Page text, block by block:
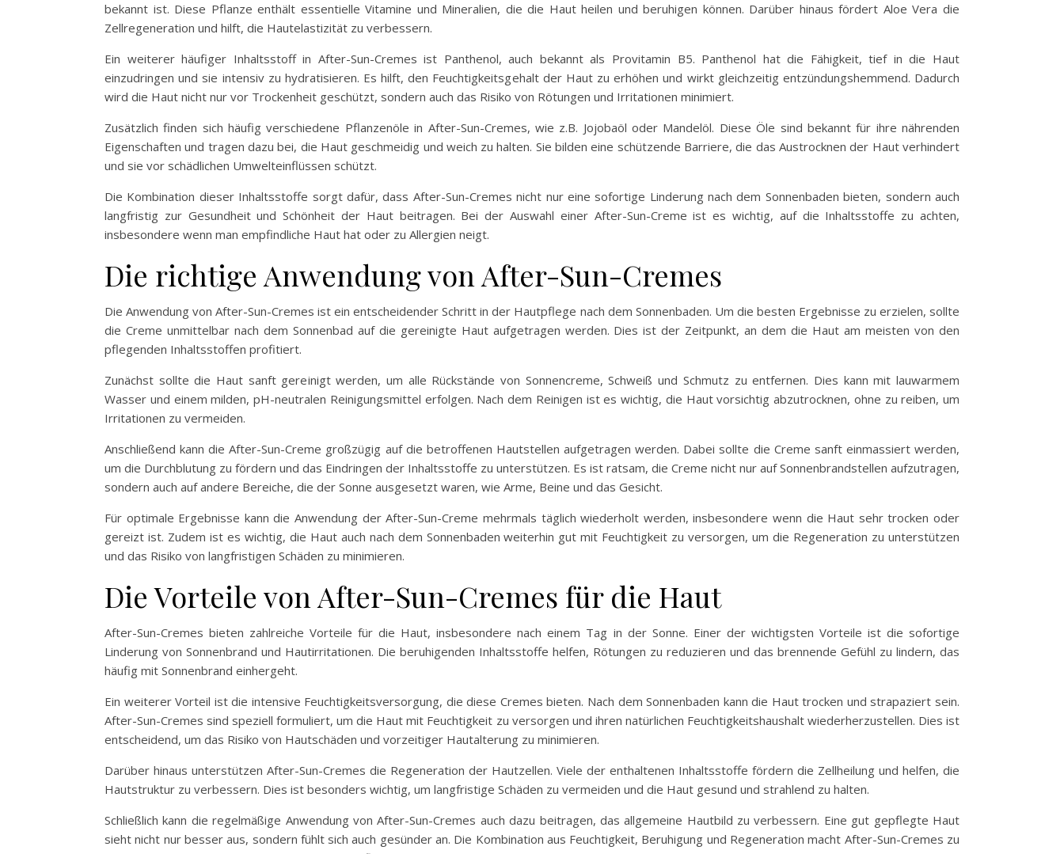
bekannt ist. Diese Pflanze enthält essentielle Vitamine und Mineralien, die die Haut heilen und beruhigen können. Darüber hinaus fördert Aloe Vera die
Zellregeneration und hilft, die Hautelastizität zu verbessern.
Ein weiterer häufiger Inhaltsstoff in After-Sun-Cremes ist Panthenol, auch bekannt als Provitamin B5. Panthenol hat die Fähigkeit, tief in die Haut
einzudringen und sie intensiv zu hydratisieren. Es hilft, den Feuchtigkeitsgehalt der Haut zu erhöhen und wirkt gleichzeitig entzündungshemmend. Dadurch
wird die Haut nicht nur vor Trockenheit geschützt, sondern auch das Risiko von Rötungen und Irritationen minimiert.
Zusätzlich finden sich häufig verschiedene Pflanzenöle in After-Sun-Cremes, wie z.B. Jojobaöl oder Mandelöl. Diese Öle sind bekannt für ihre nährenden
Eigenschaften und tragen dazu bei, die Haut geschmeidig und weich zu halten. Sie bilden eine schützende Barriere, die das Austrocknen der Haut verhindert
und sie vor schädlichen Umwelteinflüssen schützt.
Die Kombination dieser Inhaltsstoffe sorgt dafür, dass After-Sun-Cremes nicht nur eine sofortige Linderung nach dem Sonnenbaden bieten, sondern auch
langfristig zur Gesundheit und Schönheit der Haut beitragen. Bei der Auswahl einer After-Sun-Creme ist es wichtig, auf die Inhaltsstoffe zu achten,
insbesondere wenn man empfindliche Haut hat oder zu Allergien neigt.
Die richtige Anwendung von After-Sun-Cremes
Die Anwendung von After-Sun-Cremes ist ein entscheidender Schritt in der Hautpflege nach dem Sonnenbaden. Um die besten Ergebnisse zu erzielen, sollte
die Creme unmittelbar nach dem Sonnenbad auf die gereinigte Haut aufgetragen werden. Dies ist der Zeitpunkt, an dem die Haut am meisten von den
pflegenden Inhaltsstoffen profitiert.
Zunächst sollte die Haut sanft gereinigt werden, um alle Rückstände von Sonnencreme, Schweiß und Schmutz zu entfernen. Dies kann mit lauwarmem
Wasser und einem milden, pH-neutralen Reinigungsmittel erfolgen. Nach dem Reinigen ist es wichtig, die Haut vorsichtig abzutrocknen, ohne zu reiben, um
Irritationen zu vermeiden.
Anschließend kann die After-Sun-Creme großzügig auf die betroffenen Hautstellen aufgetragen werden. Dabei sollte die Creme sanft einmassiert werden,
um die Durchblutung zu fördern und das Eindringen der Inhaltsstoffe zu unterstützen. Es ist ratsam, die Creme nicht nur auf Sonnenbrandstellen aufzutragen,
sondern auch auf andere Bereiche, die der Sonne ausgesetzt waren, wie Arme, Beine und das Gesicht.
Für optimale Ergebnisse kann die Anwendung der After-Sun-Creme mehrmals täglich wiederholt werden, insbesondere wenn die Haut sehr trocken oder
gereizt ist. Zudem ist es wichtig, die Haut auch nach dem Sonnenbaden weiterhin gut mit Feuchtigkeit zu versorgen, um die Regeneration zu unterstützen
und das Risiko von langfristigen Schäden zu minimieren.
Die Vorteile von After-Sun-Cremes für die Haut
After-Sun-Cremes bieten zahlreiche Vorteile für die Haut, insbesondere nach einem Tag in der Sonne. Einer der wichtigsten Vorteile ist die sofortige
Linderung von Sonnenbrand und Hautirritationen. Die beruhigenden Inhaltsstoffe helfen, Rötungen zu reduzieren und das brennende Gefühl zu lindern, das
häufig mit Sonnenbrand einhergeht.
Ein weiterer Vorteil ist die intensive Feuchtigkeitsversorgung, die diese Cremes bieten. Nach dem Sonnenbaden kann die Haut trocken und strapaziert sein.
After-Sun-Cremes sind speziell formuliert, um die Haut mit Feuchtigkeit zu versorgen und ihren natürlichen Feuchtigkeitshaushalt wiederherzustellen. Dies ist
entscheidend, um das Risiko von Hautschäden und vorzeitiger Hautalterung zu minimieren.
Darüber hinaus unterstützen After-Sun-Cremes die Regeneration der Hautzellen. Viele der enthaltenen Inhaltsstoffe fördern die Zellheilung und helfen, die
Hautstruktur zu verbessern. Dies ist besonders wichtig, um langfristige Schäden zu vermeiden und die Haut gesund und strahlend zu halten.
Schließlich kann die regelmäßige Anwendung von After-Sun-Cremes auch dazu beitragen, das allgemeine Hautbild zu verbessern. Eine gut gepflegte Haut
sieht nicht nur besser aus, sondern fühlt sich auch gesünder an. Die Kombination aus Feuchtigkeit, Beruhigung und Regeneration macht After-Sun-Cremes zu